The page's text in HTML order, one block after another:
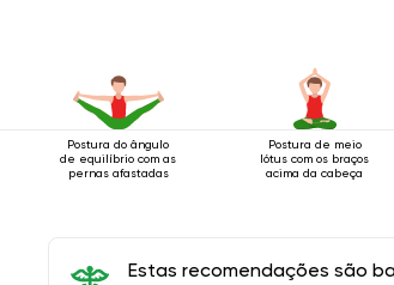
Postura do ângulo
de equilíbrio com as
pernas afastadas
Postura de meio
lótus com os braços
acima da cabeça
Estas recomendações são